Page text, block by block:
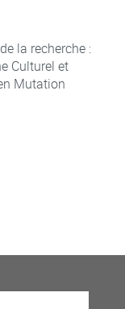
la recherche :
Culturel et
Mutation